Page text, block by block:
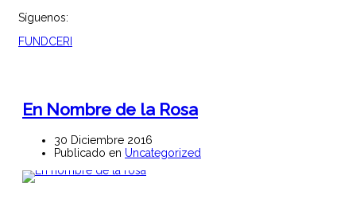
Síguenos:
FUNDCERI
En Nombre de la Rosa
30 Diciembre 2016
Publicado en Uncategorized